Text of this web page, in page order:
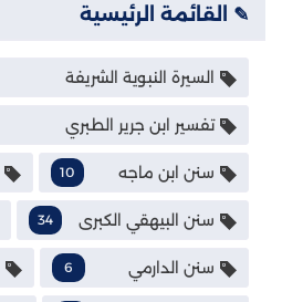
✎ القائمة الرئيسية
السيرة النبوية الشريفة
تفسير ابن جرير الطبري
سنن ابن ماجه 10
سنن البيهقي الكبرى 34
سنن الدارمي 6